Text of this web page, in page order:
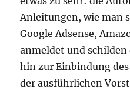
Anleitungen, wie man
Google Adsense,
anmeldet und
hin zur Einbindung
der ausführlichen